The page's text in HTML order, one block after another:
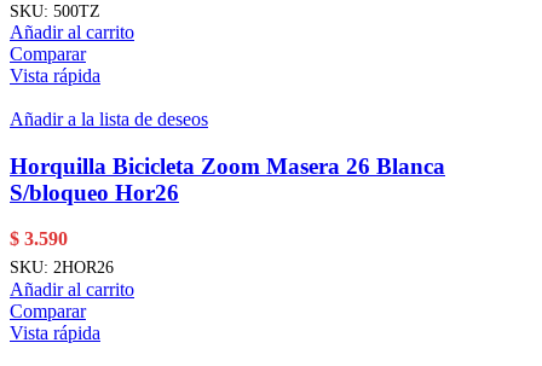
SKU: 500TZ
Añadir al carrito
Comparar
Vista rápida
Añadir a la lista de deseos
Horquilla Bicicleta Zoom Masera 26 Blanca
S/bloqueo Hor26
$ 3.590
SKU: 2HOR26
Añadir al carrito
Comparar
Vista rápida